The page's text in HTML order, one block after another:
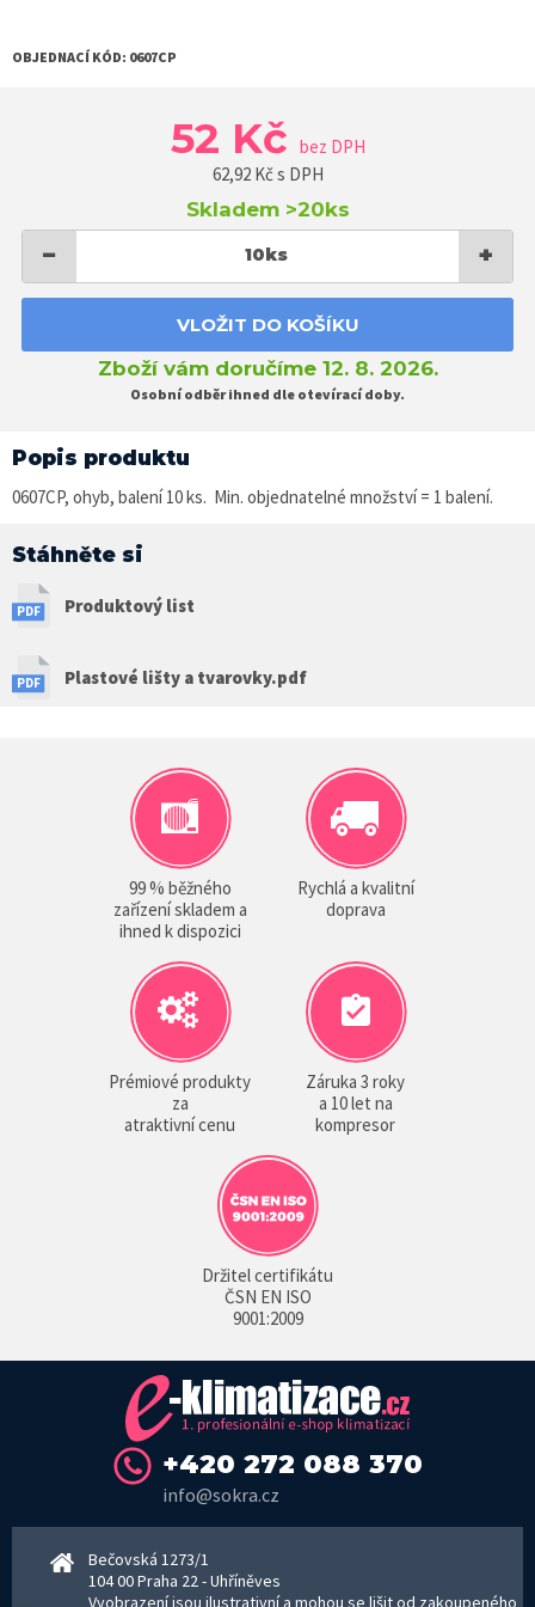
OBJEDNACÍ KÓD: 0607CP
52 Kč bez DPH
62,92Kč s DPH
Skladem >20ks
− 10ks +
VLOŽIT DO KOŠÍKU
Zboží vám doručíme 12. 8. 2026.
Osobní odběr ihned dle otevírací doby.
Popis produktu
0607CP, ohyb, balení 10 ks. Min. objednatelné množství = 1 balení.
Stáhněte si
Produktový list
Plastové lišty a tvarovky.pdf
99 % běžného
zařízení skladem a
ihned k dispozici
Rychlá a kvalitní
doprava
Prémiové produkty
za
atraktivní cenu
Záruka 3 roky
a 10 let na
kompresor
Držitel certifikátu
ČSN EN ISO
9001:2009
+420 272 088 370
info@sokra.cz
Bečovská 1273/1
104 00 Praha 22 - Uhříněves
Vyobrazení jsou ilustrativní a mohou se lišit od zakoupeného